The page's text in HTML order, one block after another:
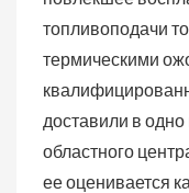
топливоподачи
термическими
доставили в
областного
ее оценивается